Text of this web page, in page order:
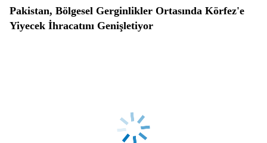
Pakistan, Bölgesel Gerginlikler Ortasında Körfez'e
Yiyecek İhracatını Genişletiyor